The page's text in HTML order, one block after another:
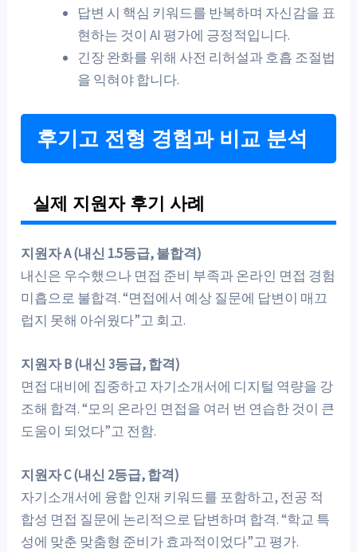
답변 시 핵심 키워드를 반복하며 자신감을 표
현하는 것이 AI 평가에 긍정적입니다.
긴장 완화를 위해 사전 리허설과 호흡 조절법
을 익혀야 합니다.
후기고 전형 경험과 비교 분석
실제 지원자 후기 사례
지원자 A (내신 1.5등급, 불합격)
내신은 우수했으나 면접 준비 부족과 온라인 면접 경험
미흡으로 불합격. “면접에서 예상 질문에 답변이 매끄
럽지 못해 아쉬웠다”고 회고.
지원자 B (내신 3등급, 합격)
면접 대비에 집중하고 자기소개서에 디지털 역량을 강
조해 합격. “모의 온라인 면접을 여러 번 연습한 것이 큰
도움이 되었다”고 전함.
지원자 C (내신 2등급, 합격)
자기소개서에 융합 인재 키워드를 포함하고, 전공 적
합성 면접 질문에 논리적으로 답변하며 합격. “학교 특
성에 맞춘 맞춤형 준비가 효과적이었다”고 평가.